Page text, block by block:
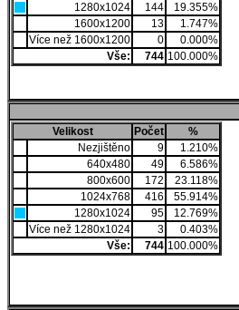
1280x1024
144
19.355%
1600x1200
13
1.747%
Více než 1600x1200
0
0.000%
Vše:
744 100.000%
Velikost
Počet
%
Nezjištěno
9
1.210%
640x480
49
6.586%
800x600
172
23.118%
1024x768
416
55.914%
1280x1024
95
12.769%
Více než 1280x1024
3
0.403%
Vše:
744 100.000%